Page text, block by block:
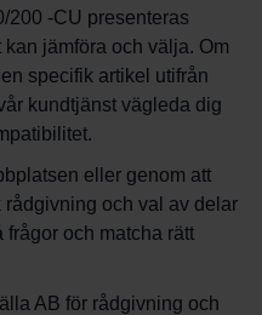
200 -CU presenteras
jämföra och välja. Om
specifik artikel utifrån
kundtjänst vägleda dig
eller genom att
rådgivning och val av delar
och matcha rätt
AB för rådgivning och